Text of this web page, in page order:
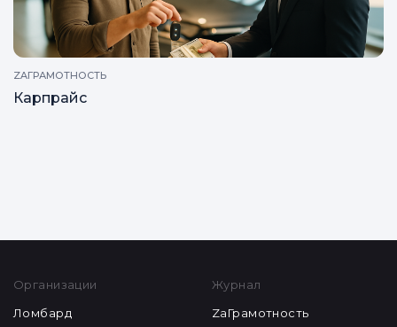
ZAГРАМОТНОСТЬ
Карпрайс
Организации
Ломбард
Журнал
ZaГрамотность